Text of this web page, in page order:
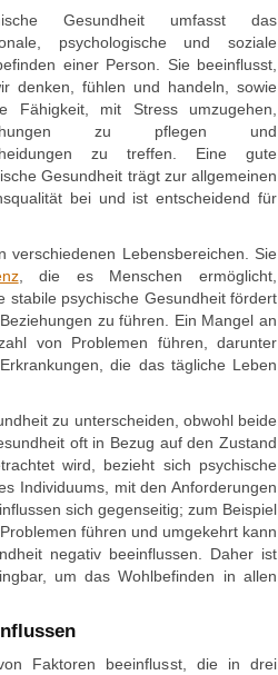
Gesundheit umfasst das
psychologische und soziale
einer Person. Sie beeinflusst,
denken, fühlen und handeln, sowie
Fähigkeit, mit Stress umzugehen,
zu pflegen und
zu treffen. Eine gute
Gesundheit trägt zur allgemeinen
bei und ist entscheidend für
verschiedenen Lebensbereichen. Sie
, die es Menschen ermöglicht,
stabile psychische Gesundheit fördert
zu führen. Ein Mangel an
von Problemen führen, darunter
die das tägliche Leben
zu unterscheiden, obwohl beide
oft in Bezug auf den Zustand
wird, bezieht sich psychische
Individuums, mit den Anforderungen
sich gegenseitig; zum Beispiel
führen und umgekehrt kann
negativ beeinflussen. Daher ist
um das Wohlbefinden in allen
Faktoren beeinflusst, die in drei